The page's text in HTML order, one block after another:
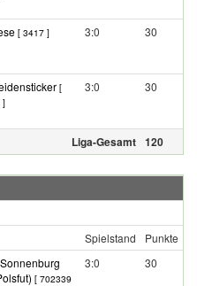
[ 3417 ] 3:0 30
[
]
3:0 30
Liga-Gesamt 120
Spielstand
Punkte
[ 702339
3:0 30